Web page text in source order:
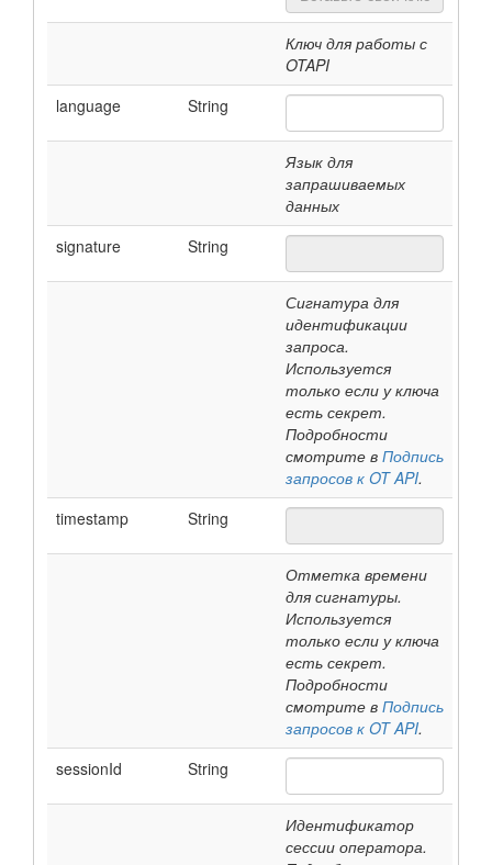
Ключ для работы с
OTAPI
language
String
Язык для
запрашиваемых
данных
signature
String
Сигнатура для
идентификации
запроса.
Используется
только если у ключа
есть секрет.
Подробности
смотрите в Подпись
запросов к OT API.
timestamp
String
Отметка времени
для сигнатуры.
Используется
только если у ключа
есть секрет.
Подробности
смотрите в Подпись
запросов к OT API.
sessionId
String
Идентификатор
сессии оператора.